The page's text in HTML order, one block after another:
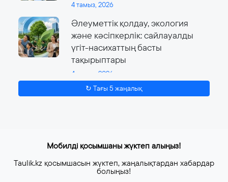
4 тамыз, 2026
Әлеуметтік қолдау, экология
және кәсіпкерлік: сайлауалды
үгіт-насихаттың басты
тақырыптары
4 тамыз, 2026
↻ Тағы 5 жаңалық
Мобилді қосымшаны жүктеп алыңыз!
Taulik.kz қосымшасын жүктеп, жаңалықтардан хабардар
болыңыз!